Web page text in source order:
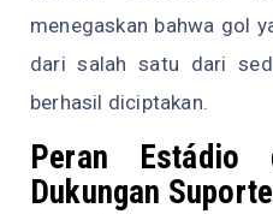
menegaskan bahwa gol
dari salah satu dari
berhasil diciptakan.
Peran Estádio
Dukungan